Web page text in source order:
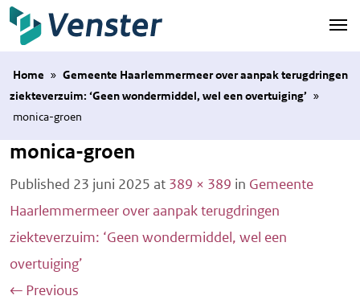
Naar hoofdinhoud
Home » Gemeente Haarlemmermeer over aanpak terugdringen
ziekteverzuim: ‘Geen wondermiddel, wel een overtuiging’ »
monica-groen
monica-groen
Published 23 juni 2025 at 389 × 389 in Gemeente
Haarlemmermeer over aanpak terugdringen
ziekteverzuim: ‘Geen wondermiddel, wel een
overtuiging’
← Previous